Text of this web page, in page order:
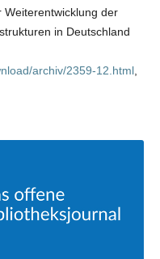
Weiterentwicklung der
in Deutschland
archiv/2359-12.html,